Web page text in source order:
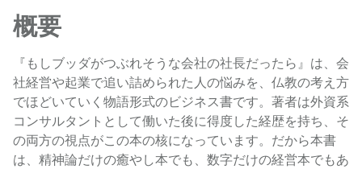
概要
『もしブッダがつぶれそうな会社の社長だったら』は、会
社経営や起業で追い詰められた人の悩みを、仏教の考え方
でほどいていく物語形式のビジネス書です。著者は外資系
コンサルタントとして働いた後に得度した経歴を持ち、そ
の両方の視点がこの本の核になっています。だから本書
は、精神論だけの癒やし本でも、数字だけの経営本でもあ